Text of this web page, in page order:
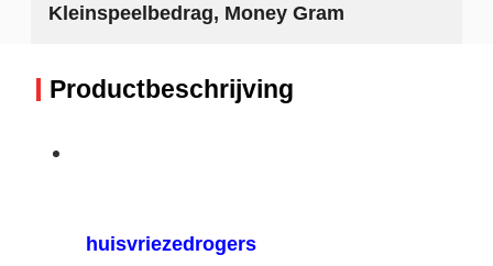
Kleinspeelbedrag, Money Gram
Productbeschrijving
huisvriezedrogers